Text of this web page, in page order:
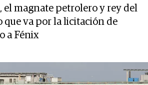
el magnate petrolero y rey del
va por la licitación de
a Fénix